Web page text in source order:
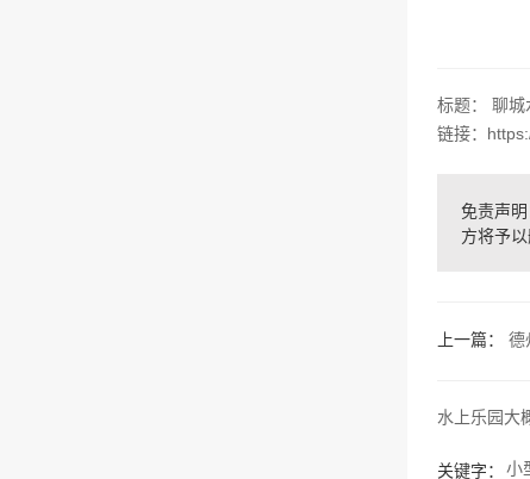
标题： 聊城
链接：
免责声
方将予以
上一篇： 德
水上乐园大
关键字： 小